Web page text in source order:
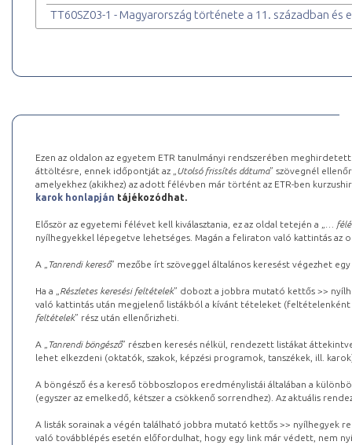
TT60SZ03-1 - Magyarország története a 11. században és
Ezen az oldalon az egyetem ETR tanulmányi rendszerében
áttöltésre, ennek időpontját az „ Utolsó frissítés dátuma” szövegnél
amelyekhez (akikhez) az adott félévben már történt az ETR-ben
karok honlapján tájékozódhat.
Először az egyetemi félévet kell kiválasztania, ez az oldal tetején a „
…
nyílhegyekkel lépegetve lehetséges. Magán a feliraton való kattintás az
A „ Tanrendi kereső” mezőbe írt szöveggel általános keresést végezhet
Ha a „ Részletes keresési feltételek” dobozt a jobbra mutató kettős >>
való kattintás után megjelenő listákból a kívánt tételeket (feltételenként
feltételek” rész után ellenőrizheti.
A „ Tanrendi böngésző” részben keresés nélkül, rendezett listákat
lehet elkezdeni (oktatók, szakok, képzési programok, tanszékek, ill.
A böngésző és a kereső többoszlopos eredménylistái általában a
(egyszer az emelkedő, kétszer a csökkenő sorrendhez). Az aktuális
A listák sorainak a végén található jobbra mutató kettős >> nyílhegyek
való továbblépés esetén előfordulhat, hogy egy link már védett, nem